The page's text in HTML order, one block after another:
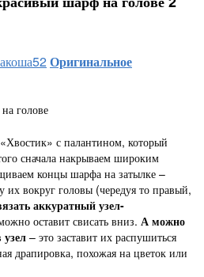
Оригинальное
голове
с палантином, который
сначала накрываем широким
концы шарфа на затылке –
их вокруг головы (чередуя то правый,
аккуратный узел-
оставит свисать вниз. А можно
– это заставит их распушиться
драпировка, похожая на цветок или